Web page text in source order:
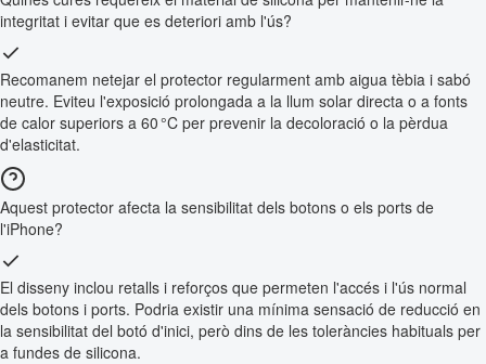
integritat i evitar que es deteriori amb l'ús?
Recomanem netejar el protector regularment amb aigua tèbia i sabó
neutre. Eviteu l'exposició prolongada a la llum solar directa o a fonts
de calor superiors a 60 °C per prevenir la decoloració o la pèrdua
d'elasticitat.
Aquest protector afecta la sensibilitat dels botons o els ports de
l'iPhone?
El disseny inclou retalls i reforços que permeten l'accés i l'ús normal
dels botons i ports. Podria existir una mínima sensació de reducció en
la sensibilitat del botó d'inici, però dins de les toleràncies habituals per
a fundes de silicona.